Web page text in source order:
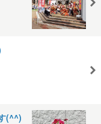
(^^)